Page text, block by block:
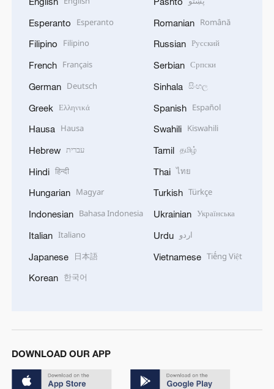
Esperanto Esperanto
Filipino Filipino
French Français
German Deutsch
Greek Ελληνικά
Hausa Hausa
Hebrew עברית
Hindi हिन्दी
Hungarian Magyar
Indonesian Bahasa Indonesia
Italian Italiano
Japanese 日本語
Korean 한국어
Romanian Română
Russian Русский
Serbian Српски
Sinhala සිංහල
Spanish Español
Swahili Kiswahili
Tamil தமிழ்
Thai ไทย
Turkish Türkçe
Ukrainian Українська
Urdu اردو
Vietnamese Tiếng Việt
DOWNLOAD OUR APP